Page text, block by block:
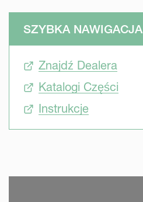
SZYBKA NAWIGACJA
Znajdź Dealera
Katalogi Części
Instrukcje